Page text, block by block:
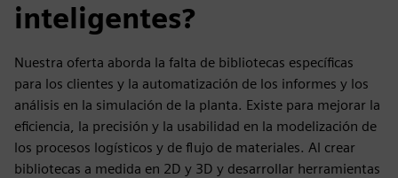
inteligentes?
Nuestra oferta aborda la falta de bibliotecas específicas
para los clientes y la automatización de los informes y los
análisis en la simulación de la planta. Existe para mejorar la
eficiencia, la precisión y la usabilidad en la modelización de
los procesos logísticos y de flujo de materiales. Al crear
bibliotecas a medida en 2D y 3D y desarrollar herramientas